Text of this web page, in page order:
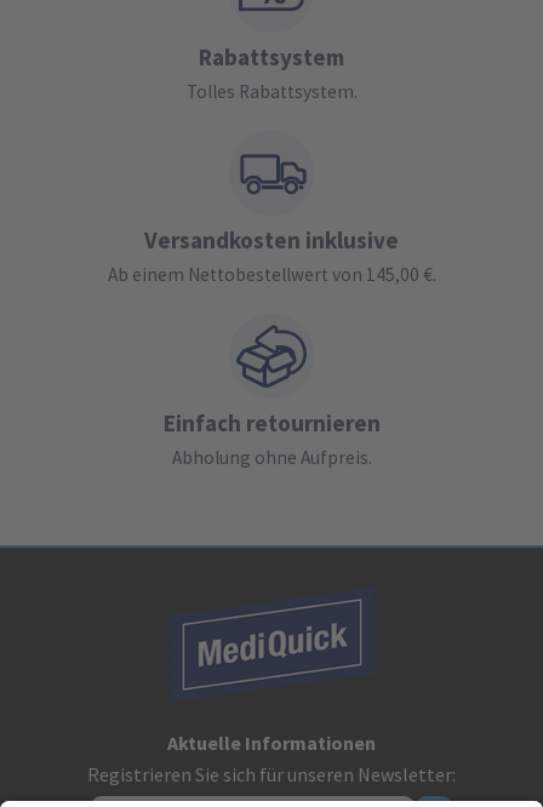
Rabattsystem
Tolles Rabattsystem.
Versandkosten inklusive
Ab einem Nettobestellwert von 145,00 €.
Einfach retournieren
Abholung ohne Aufpreis.
Aktuelle Informationen
Registrieren Sie sich für unseren Newsletter: